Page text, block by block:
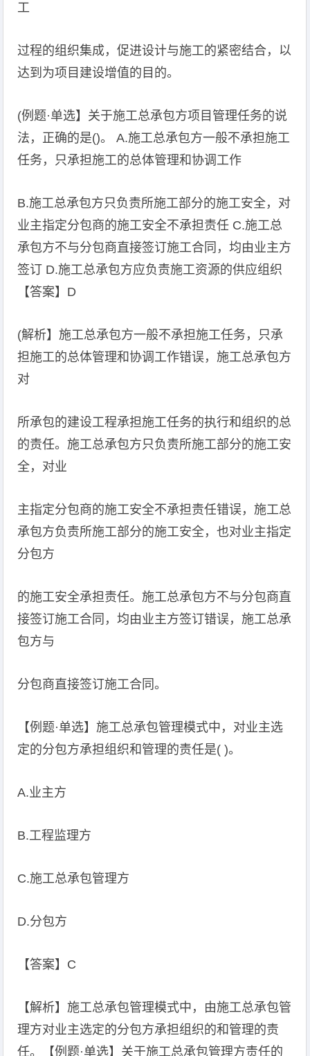
工
过程的组织集成，促进设计与施工的紧密结合，以
达到为项目建设增值的目的。
(例题·单选】关于施工总承包方项目管理任务的说
法，正确的是()。 A.施工总承包方一般不承担施工
任务，只承担施工的总体管理和协调工作
B.施工总承包方只负责所施工部分的施工安全，对
业主指定分包商的施工安全不承担责任 C.施工总
承包方不与分包商直接签订施工合同，均由业主方
签订 D.施工总承包方应负责施工资源的供应组织
【答案】D
(解析】施工总承包方一般不承担施工任务，只承
担施工的总体管理和协调工作错误，施工总承包方
对
所承包的建设工程承担施工任务的执行和组织的总
的责任。施工总承包方只负责所施工部分的施工安
全，对业
主指定分包商的施工安全不承担责任错误，施工总
承包方负责所施工部分的施工安全，也对业主指定
分包方
的施工安全承担责任。施工总承包方不与分包商直
接签订施工合同，均由业主方签订错误，施工总承
包方与
分包商直接签订施工合同。
【例题·单选】施工总承包管理模式中，对业主选
定的分包方承担组织和管理的责任是( )。
A.业主方
B.工程监理方
C.施工总承包管理方
D.分包方
【答案】C
【解析】施工总承包管理模式中，由施工总承包管
理方对业主选定的分包方承担组织的和管理的责
任。【例题·单选】关于施工总承包管理方责任的